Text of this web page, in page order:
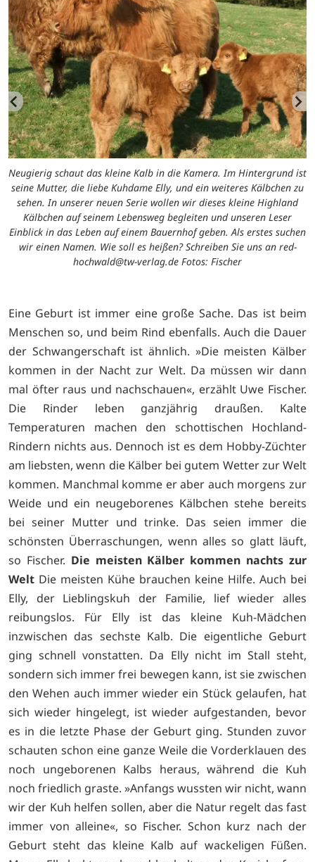
Neugierig schaut das kleine Kalb in die Kamera. Im Hintergrund ist
seine Mutter, die liebe Kuhdame Elly, und ein weiteres Kälbchen zu
sehen. In unserer neuen Serie wollen wir dieses kleine Highland
Kälbchen auf seinem Lebensweg begleiten und unseren Leser
Einblick in das Leben auf einem Bauernhof geben. Als erstes suchen
wir einen Namen. Wie soll es heißen? Schreiben Sie uns an red-
hochwald@tw-verlag.de Fotos: Fischer
Eine Geburt ist immer eine große Sache. Das ist beim
Menschen so, und beim Rind ebenfalls. Auch die Dauer
der Schwangerschaft ist ähnlich. »Die meisten Kälber
kommen in der Nacht zur Welt. Da müssen wir dann
mal öfter raus und nachschauen«, erzählt Uwe Fischer.
Die Rinder leben ganzjährig draußen. Kalte
Temperaturen machen den schottischen Hochland-
Rindern nichts aus. Dennoch ist es dem Hobby-Züchter
am liebsten, wenn die Kälber bei gutem Wetter zur Welt
kommen. Manchmal komme er aber auch morgens zur
Weide und ein neugeborenes Kälbchen stehe bereits
bei seiner Mutter und trinke. Das seien immer die
schönsten Überraschungen, wenn alles so glatt läuft,
so Fischer. Die meisten Kälber kommen nachts zur
Welt Die meisten Kühe brauchen keine Hilfe. Auch bei
Elly, der Lieblingskuh der Familie, lief wieder alles
reibungslos. Für Elly ist das kleine Kuh-Mädchen
inzwischen das sechste Kalb. Die eigentliche Geburt
ging schnell vonstatten. Da Elly nicht im Stall steht,
sondern sich immer frei bewegen kann, ist sie zwischen
den Wehen auch immer wieder ein Stück gelaufen, hat
sich wieder hingelegt, ist wieder aufgestanden, bevor
es in die letzte Phase der Geburt ging. Stunden zuvor
schauten schon eine ganze Weile die Vorderklauen des
noch ungeborenen Kalbs heraus, während die Kuh
noch friedlich graste. »Anfangs wussten wir nicht, wann
wir der Kuh helfen sollen, aber die Natur regelt das fast
immer von alleine«, so Fischer. Schon kurz nach der
Geburt steht das kleine Kalb auf wackeligen Füßen.